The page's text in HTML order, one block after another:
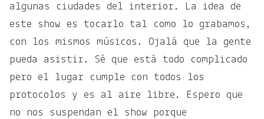
algunas ciudades del interior. La idea de
este show es tocarlo tal como lo grabamos,
con los mismos músicos. Ojalá que la gente
pueda asistir. Sé que está todo complicado
pero el lugar cumple con todos los
protocolos y es al aire libre. Espero que
no nos suspendan el show porque